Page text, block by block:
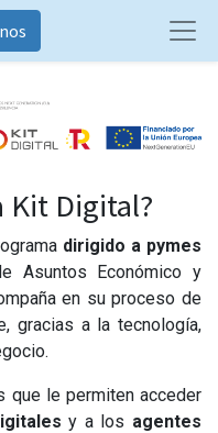
Kit Digital?
dirigido a pymes
Asuntos Económico y
en su proceso de
gracias a la tecnología,
que le permiten acceder
y a los agentes